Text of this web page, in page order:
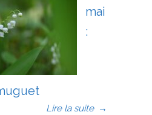
mai
:
Lire la suite →